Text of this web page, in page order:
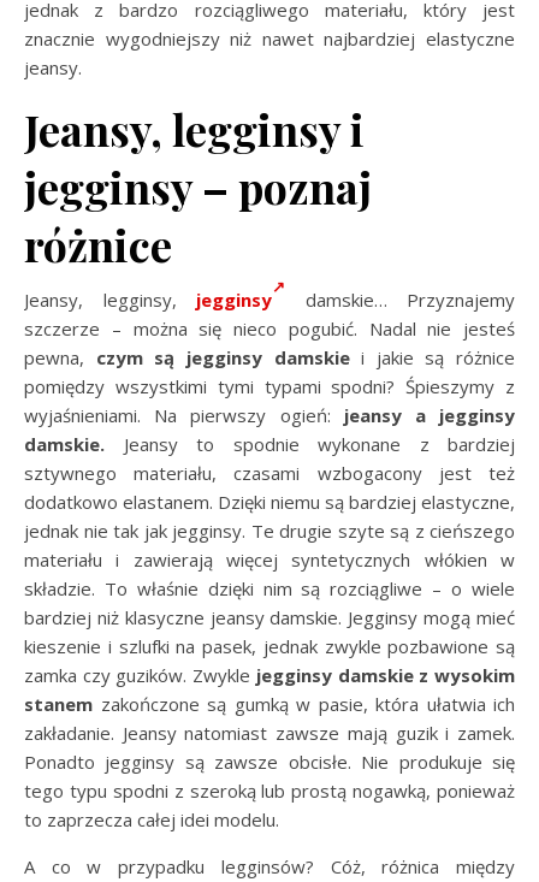
jednak z bardzo rozciągliwego materiału, który jest
znacznie wygodniejszy niż nawet najbardziej elastyczne
jeansy.
Jeansy, legginsy i
jegginsy – poznaj
różnice
Jeansy, legginsy, jegginsy damskie… Przyznajemy
szczerze – można się nieco pogubić. Nadal nie jesteś
pewna, czym są jegginsy damskiei jakie są różnice
pomiędzy wszystkimi tymi typami spodni? Śpieszymy z
wyjaśnieniami. Na pierwszy ogień: jeansy a jegginsy
damskie. Jeansy to spodnie wykonane z bardziej
sztywnego materiału, czasami wzbogacony jest też
dodatkowo elastanem. Dzięki niemu są bardziej elastyczne,
jednak nie tak jak jegginsy. Te drugie szyte są z cieńszego
materiału i zawierają więcej syntetycznych włókien w
składzie. To właśnie dzięki nim są rozciągliwe – o wiele
bardziej niż klasyczne jeansy damskie. Jegginsy mogą mieć
kieszenie i szlufki na pasek, jednak zwykle pozbawione są
zamka czy guzików. Zwykle jegginsy damskie z wysokim
stanem zakończone są gumką w pasie, która ułatwia ich
zakładanie. Jeansy natomiast zawsze mają guzik i zamek.
Ponadto jegginsy są zawsze obcisłe. Nie produkuje się
tego typu spodni z szeroką lub prostą nogawką, ponieważ
to zaprzecza całej idei modelu.
A co w przypadku legginsów? Cóż, różnica między